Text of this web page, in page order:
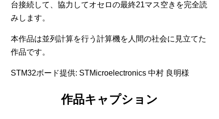
台接続して、協力してオセロの最終21マス空きを完全読
みします。
本作品は並列計算を行う計算機を人間の社会に見立てた
作品です。
STM32ボード提供: STMicroelectronics 中村 良明様
作品キャプション